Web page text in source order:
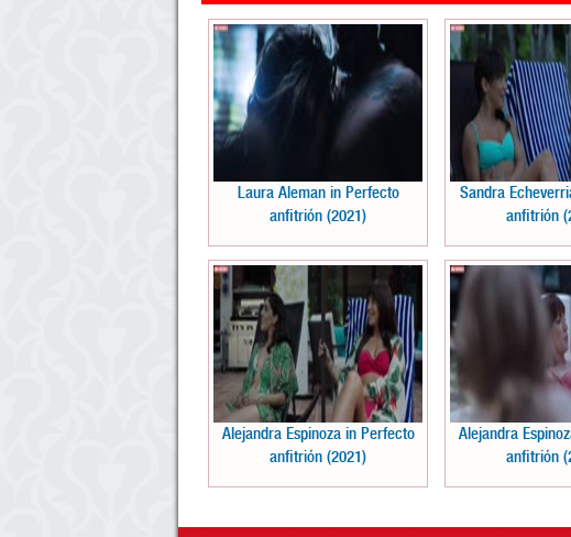
Laura Aleman in Perfecto
anfitrión (2021)
Sandra
anfitrión
Alejandra Espinoza in Perfecto
anfitrión (2021)
Alejandra
anfitrión